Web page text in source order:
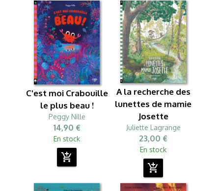
C'est moi Crabouille
le plus beau !
Peggy Nille
14,90 €
En stock
add_shopping_cart
A la recherche des
lunettes de mamie
Josette
Juliette Lagrange
23,00 €
En stock
add_shopping_cart